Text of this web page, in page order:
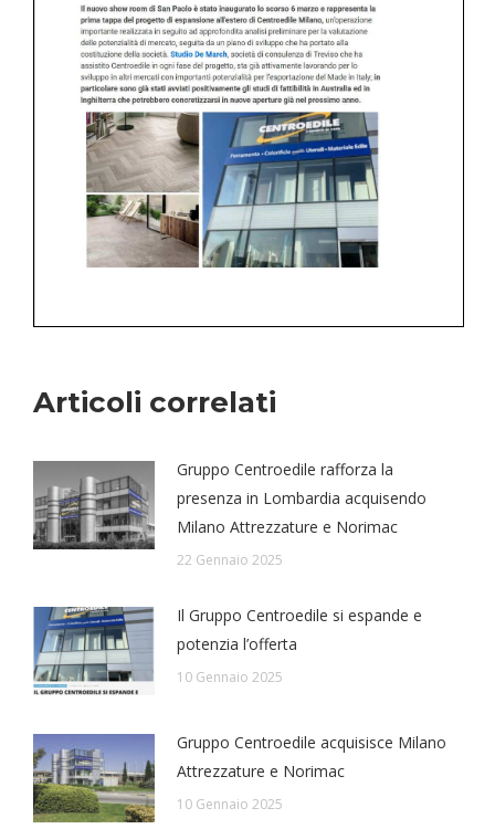
Articoli correlati
Gruppo Centroedile rafforza la
presenza in Lombardia acquisendo
Milano Attrezzature e Norimac
22 Gennaio 2025
Il Gruppo Centroedile si espande e
potenzia l’offerta
10 Gennaio 2025
Gruppo Centroedile acquisisce Milano
Attrezzature e Norimac
10 Gennaio 2025